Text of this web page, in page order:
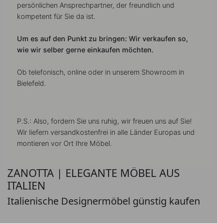
persönlichen Ansprechpartner, der freundlich und
kompetent für Sie da ist.
Um es auf den Punkt zu bringen: Wir verkaufen so,
wie wir selber gerne einkaufen möchten.
Ob telefonisch, online oder in unserem Showroom in
Bielefeld.
P.S.: Also, fordern Sie uns ruhig, wir freuen uns auf Sie!
Wir liefern versandkostenfrei in alle Länder Europas und
montieren vor Ort Ihre Möbel.
ZANOTTA | ELEGANTE MÖBEL AUS
ITALIEN
Italienische Designermöbel günstig kaufen